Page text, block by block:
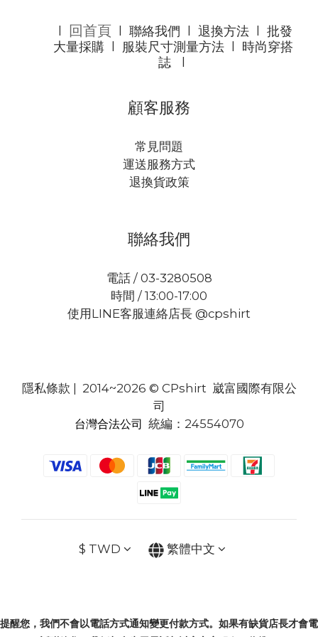
回首頁 聯絡我們 退換方法l 批發
大量採購
服裝尺寸測量方法
時尚穿搭
誌l
顧客服務
常見問題
運送服務方式
退換貨政策
聯絡我們
電話 / 03-3280508
時間 / 13:00-17:00
使用LINE客服連絡店長 @cpshirt
隱私條款 | 2014~2026 © CPshirt 崴富國際有限公
司
台灣合法公司 統編：24554070
$ TWD 繁體中文
提醒您，我們不會以電話方式通知變更付款方式。如果有缺貨店長才會電